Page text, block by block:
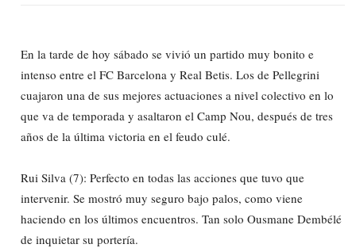
En la tarde de hoy sábado se vivió un partido muy bonito e
intenso entre el FC Barcelona y Real Betis. Los de Pellegrini
cuajaron una de sus mejores actuaciones a nivel colectivo en lo
que va de temporada y asaltaron el Camp Nou, después de tres
años de la última victoria en el feudo culé.
Rui Silva (7): Perfecto en todas las acciones que tuvo que
intervenir. Se mostró muy seguro bajo palos, como viene
haciendo en los últimos encuentros. Tan solo Ousmane Dembélé
de inquietar su portería.